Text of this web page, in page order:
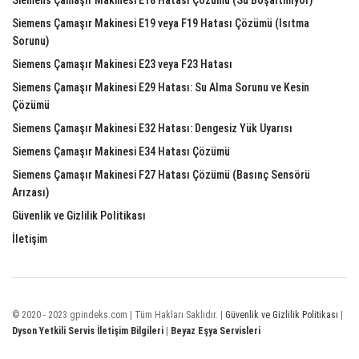
Siemens Çamaşır Makinesi E19 veya F19 Hatası Çözümü (Isıtma
Sorunu)
Siemens Çamaşır Makinesi E23 veya F23 Hatası
Siemens Çamaşır Makinesi E29 Hatası: Su Alma Sorunu ve Kesin
Çözümü
Siemens Çamaşır Makinesi E32 Hatası: Dengesiz Yük Uyarısı
Siemens Çamaşır Makinesi E34 Hatası Çözümü
Siemens Çamaşır Makinesi F27 Hatası Çözümü (Basınç Sensörü
Arızası)
Güvenlik ve Gizlilik Politikası
İletişim
© 2020 - 2023 gpindeks.com | Tüm Hakları Saklıdır. | Güvenlik ve Gizlilik Politikası |
Dyson Yetkili Servis İletişim Bilgileri | Beyaz Eşya Servisleri